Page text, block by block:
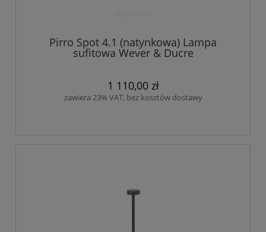
Pirro Spot 4.1 (natynkowa) Lampa
sufitowa Wever & Ducre
1 110,00 zł
zawiera 23% VAT, bez kosztów dostawy